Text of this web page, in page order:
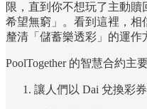
限，直到你不想玩了主動
希望無窮」。看到這裡，
釐清「儲蓄樂透彩」的運作
PoolTogether 的智慧合約主
讓人們以 Dai 兌換彩